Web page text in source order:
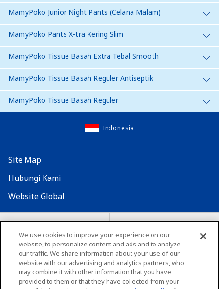
MamyPoko Junior Night Pants (Celana Malam)
MamyPoko Pants X-tra Kering Slim
MamyPoko Tissue Basah Extra Tebal Smooth
MamyPoko Tissue Basah Reguler Antiseptik
MamyPoko Tissue Basah Reguler
Indonesia
Site Map
Hubungi Kami
Website Global
Map Situs Lokasi seluruh dunia
Tentang penggunaan situs ini Lingkungan yang dianjurkan
We use cookies to improve your experience on our
website, to personalize content and ads and to analyze
our traffic. We share information about your use of our
website with our advertising and analytics partners, who
may combine it with other information that you have
provided to them or that they have collected from your